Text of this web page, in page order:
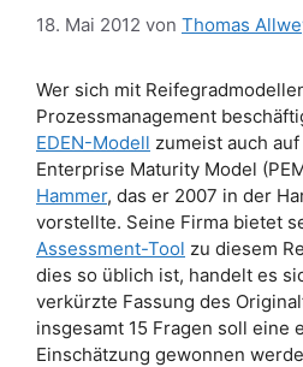
18. Mai 2012 von Thomas
Wer sich mit
Prozessmanagement
EDEN-Modell zumeist auch
Enterprise Maturity Model
Hammer, das er 2007 in der
vorstellte. Seine Firma bietet
Assessment-Tool zu diesem
dies so üblich ist, handelt es
verkürzte Fassung des
insgesamt 15 Fragen soll eine
Einschätzung gewonnen